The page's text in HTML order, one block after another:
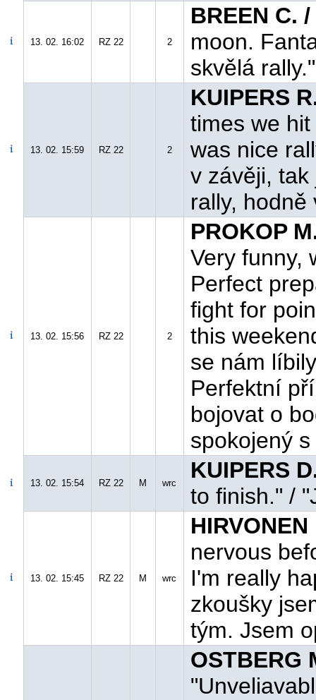
13. 02. 16:02 RZ 22 2
BREEN C.
moon.
skvělá rally."
13. 02. 15:59 RZ 22 2
KUIPERS
times we
was nice
v závěji,
rally,
13. 02. 15:56 RZ 22 2
PROKOP
Very funny,
Perfect
fight for
this
se nám
Perfektní
bojovat o
spokojený
13. 02. 15:54 RZ 22 M wrc
KUIPERS
to finish." /
13. 02. 15:45 RZ 22 M wrc
nervous
I'm really
zkoušky
tým. Jsem
OSTBERG